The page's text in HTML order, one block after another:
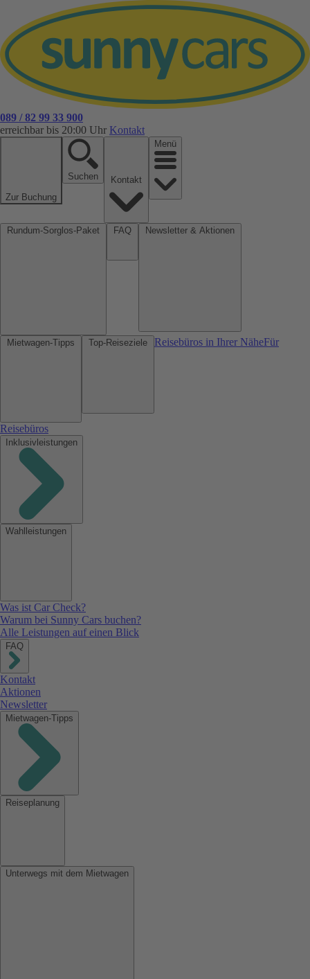
089 / 82 99 33 900
erreichbar bis 20:00 Uhr Kontakt
Zur Buchung
Suchen
Menü
Reisebüros in Ihrer NäheFür
Reisebüros
Inklusivleistungen
Wahlleistungen
Was ist Car Check?
Warum bei Sunny Cars buchen?
Alle Leistungen auf einen Blick
FAQ
Kontakt
Aktionen
Newsletter
Mietwagen-Tipps
Reiseplanung
Unterwegs mit dem Mietwagen